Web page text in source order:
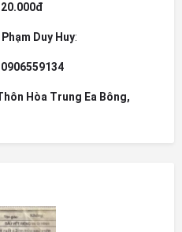
Duy Huy:
Hòa Trung Ea Bông,